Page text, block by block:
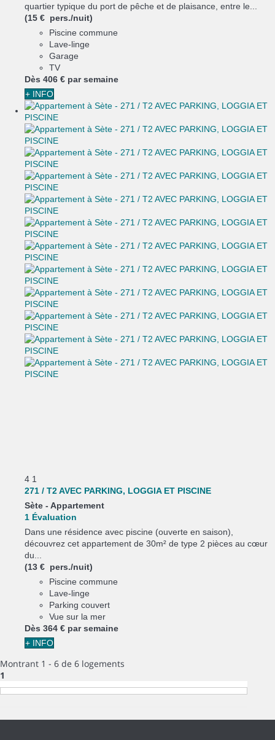
quartier typique du port de pêche et de plaisance, entre le...
(15 € pers./nuit)
Piscine commune
Lave-linge
Garage
TV
Dès 406 € par semaine
+ INFO
4 1
271 / T2 AVEC PARKING, LOGGIA ET PISCINE
Sète - Appartement
1 Évaluation
Dans une résidence avec piscine (ouverte en saison),
découvrez cet appartement de 30m² de type 2 pièces au cœur
du...
(13 € pers./nuit)
Piscine commune
Lave-linge
Parking couvert
Vue sur la mer
Dès 364 € par semaine
+ INFO
Montrant 1 - 6 de 6 logements
1